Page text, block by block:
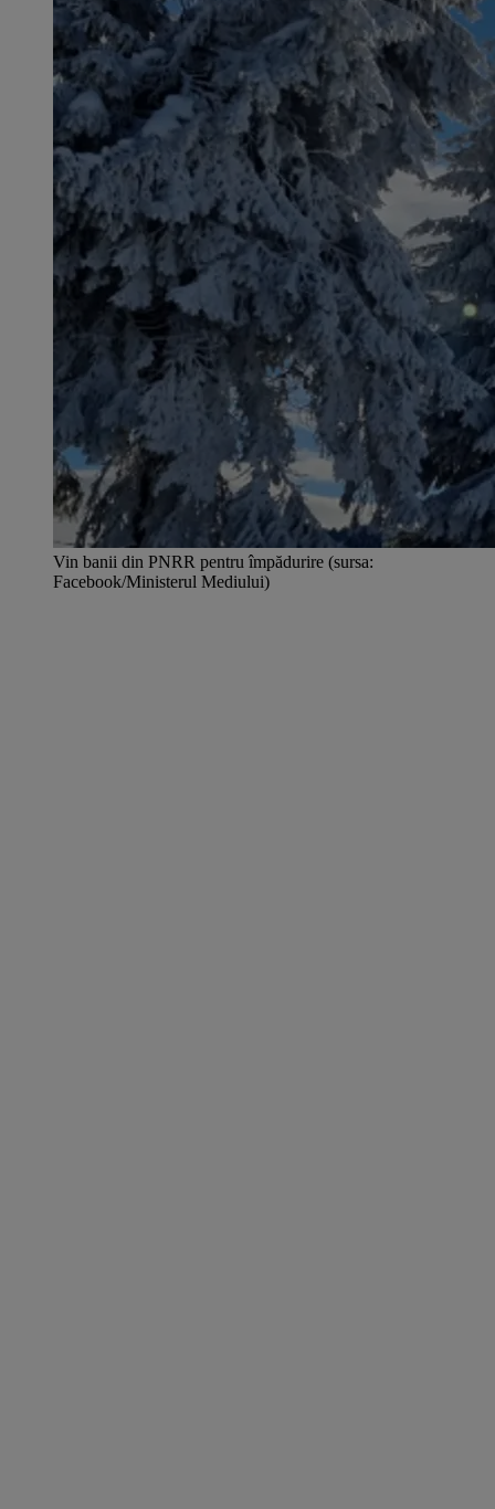
Vin banii din PNRR pentru împădurire (sursa:
Facebook/Ministerul Mediului)